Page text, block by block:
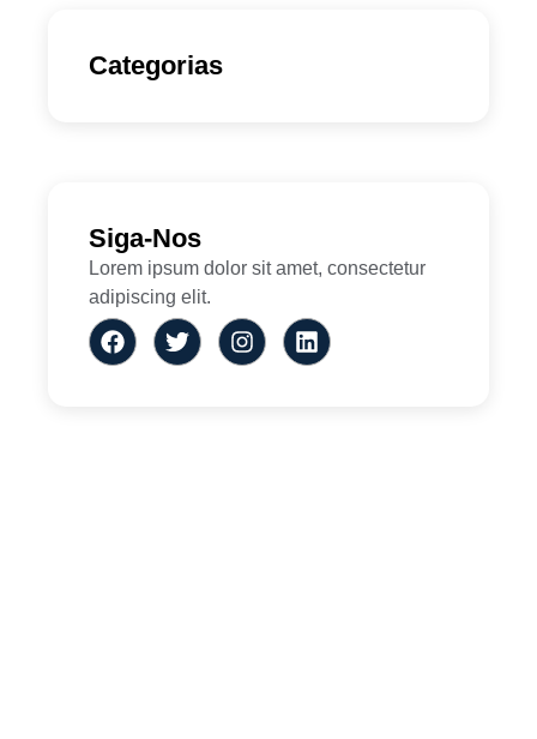
Categorias
Siga-Nos
Lorem ipsum dolor sit amet, consectetur
adipiscing elit.